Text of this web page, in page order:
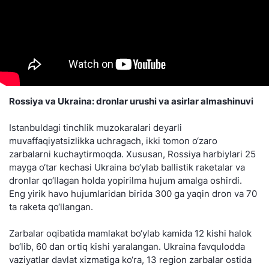
Rossiya va Ukraina: dronlar urushi va asirlar almashinuvi
Istanbuldagi tinchlik muzokaralari deyarli
muvaffaqiyatsizlikka uchragach, ikki tomon o‘zaro
zarbalarni kuchaytirmoqda. Xususan, Rossiya harbiylari 25
mayga o‘tar kechasi Ukraina bo‘ylab ballistik raketalar va
dronlar qo‘llagan holda yopirilma hujum amalga oshirdi.
Eng yirik havo hujumlaridan birida 300 ga yaqin dron va 70
ta raketa qo‘llangan.
Zarbalar oqibatida mamlakat bo‘ylab kamida 12 kishi halok
bo‘lib, 60 dan ortiq kishi yaralangan. Ukraina favqulodda
vaziyatlar davlat xizmatiga ko‘ra, 13 region zarbalar ostida